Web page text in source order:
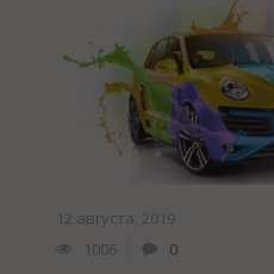
12 августа, 2019
1006
0